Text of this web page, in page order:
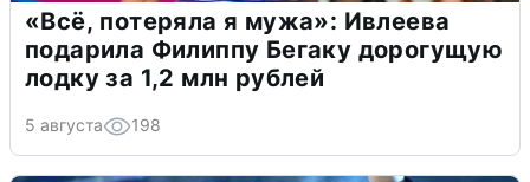
«Всё, потеряла я мужа»: Ивлеева
подарила Филиппу Бегаку дорогущую
лодку за 1,2 млн рублей
5 августа 198